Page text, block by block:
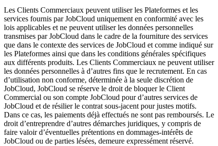
Les Clients Commerciaux peuvent utiliser les Plateformes et les
services fournis par JobCloud uniquement en conformité avec les
lois applicables et ne peuvent utiliser les données personnelles
transmises par JobCloud dans le cadre de la fourniture des services
que dans le contexte des services de JobCloud et comme indiqué sur
les Plateformes ainsi que dans les conditions générales spécifiques
aux différents produits. Les Clients Commerciaux ne peuvent utiliser
les données personnelles à d’autres fins que le recrutement. En cas
d’utilisation non conforme, déterminée à la seule discrétion de
JobCloud, JobCloud se réserve le droit de bloquer le Client
Commercial ou son compte JobCloud pour d’autres services de
JobCloud et de résilier le contrat sous-jacent pour justes motifs.
Dans ce cas, les paiements déjà effectués ne sont pas remboursés. Le
droit d’entreprendre d’autres démarches juridiques, y compris de
faire valoir d’éventuelles prétentions en dommages-intérêts de
JobCloud ou de parties lésées, demeure expressément réservé.